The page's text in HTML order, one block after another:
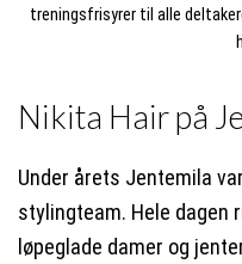
treningsfrisyrer til alle
Nikita Hair på
Under årets Jentemila
stylingteam. Hele dagen
løpeglade damer og